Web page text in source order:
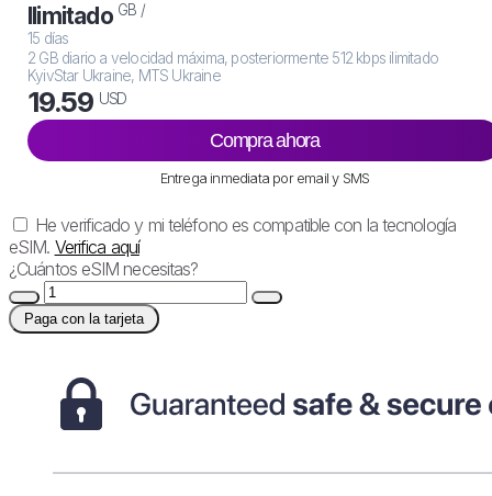
Ilimitado GB /
15 días
2 GB diario a velocidad máxima, posteriormente 512 kbps ilimitado
KyivStar Ukraine, MTS Ukraine
19.59 USD
Compra ahora
Entrega inmediata por email y SMS
He verificado y mi teléfono es compatible con la tecnología
eSIM. Verifica aquí
¿Cuántos eSIM necesitas?
Paga con la tarjeta